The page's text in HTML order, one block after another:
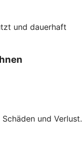
und dauerhaft
und Verlust.